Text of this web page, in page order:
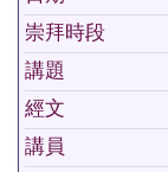
崇拜時段
講題
經文
講員